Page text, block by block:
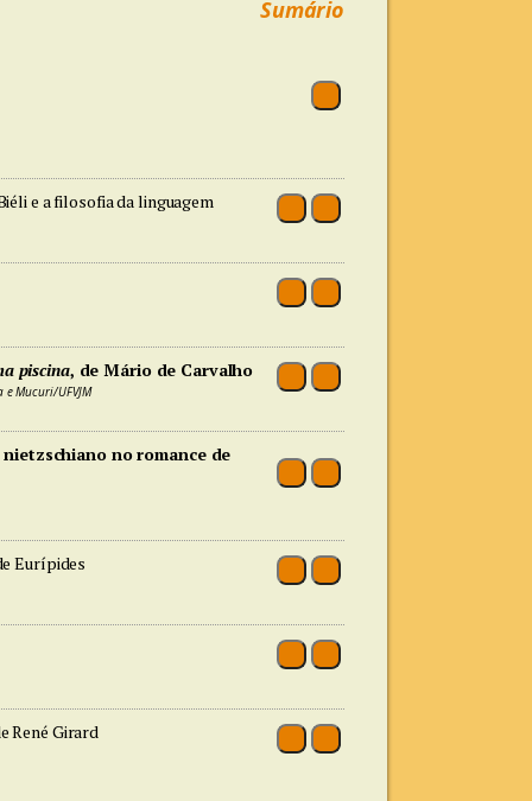
Sumário
e a filosofia da linguagem
piscina, de Mário de Carvalho
Mucuri/UFVJM
no romance de
Eurípides
René Girard